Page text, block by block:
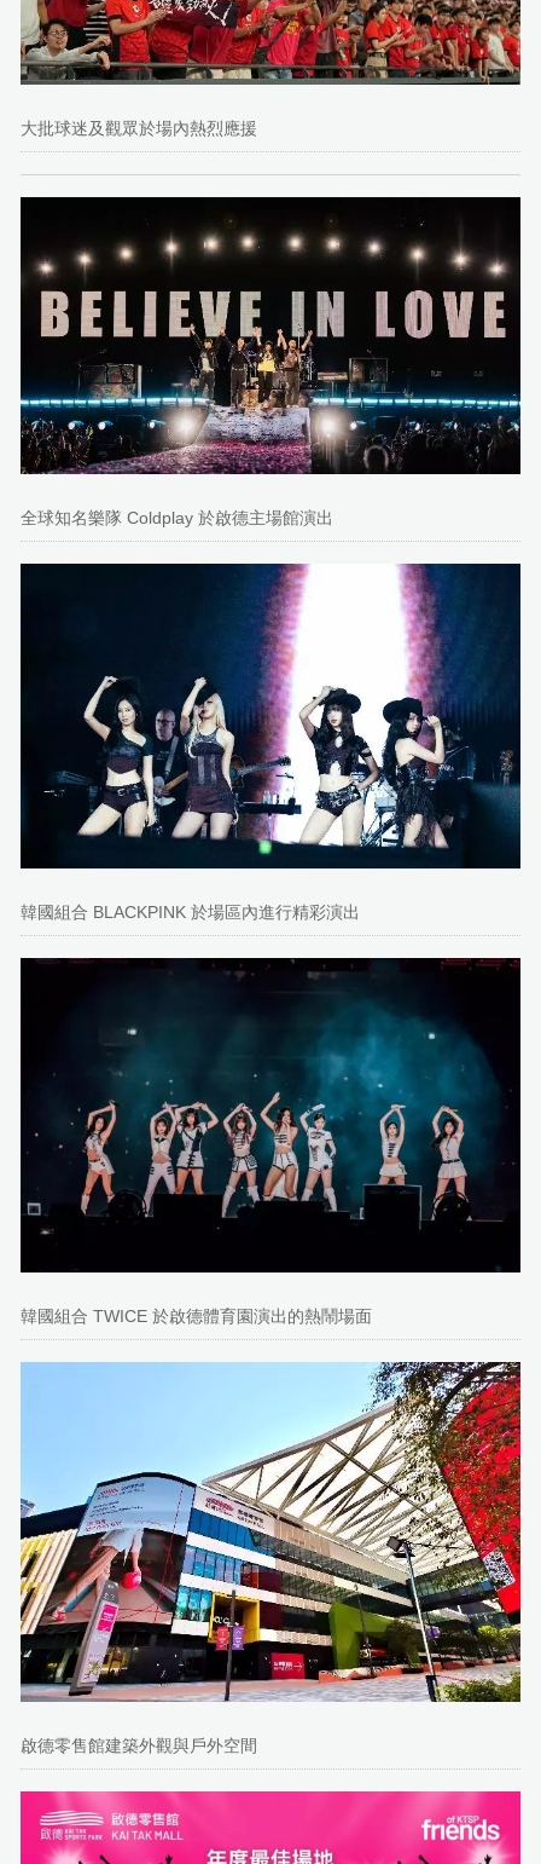
大批球迷及觀眾於場內熱烈應援
全球知名樂隊 Coldplay 於啟德主場館演出
韓國組合 BLACKPINK 於場區內進行精彩演出
韓國組合 TWICE 於啟德體育園演出的熱鬧場面
啟德零售館建築外觀與戶外空間